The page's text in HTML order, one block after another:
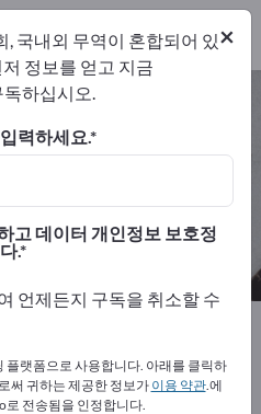
공급업체 찾기
서비스 제공 업체
유통업체13
개의 서비스 제공 업체1
료로 광고하세
×
, 국내외 무역이 혼합되어 있
정보를 얻고 지금
독하십시오.
력하세요.
고 데이터 개인정보 보호정
.
언제든지 구독을 취소할 수
플랫폼으로 사용합니다. 아래를 클릭하
써 귀하는 제공한 정보가 이용 약관.에
로 전송됨을 인정합니다.